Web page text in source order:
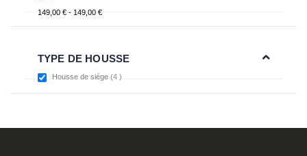
149,00 € - 149,00 €
TYPE DE HOUSSE
Housse de siége 4 items